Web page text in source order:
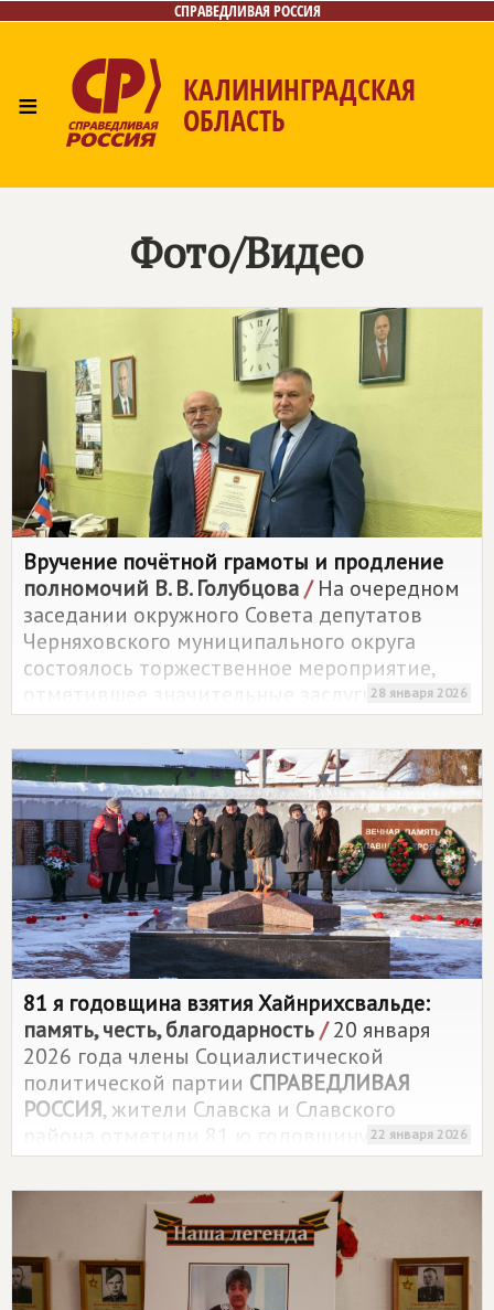
СПРАВЕДЛИВАЯ РОССИЯ
≡ КАЛИНИНГРАДСКАЯ
ОБЛАСТЬ
Контакты
Фото/Видео
Вручение почётной грамоты и продление
полномочий В. В. Голубцова/На очередном
заседании окружного Совета депутатов
Черняховского муниципального округа
состоялось торжественное мероприятие,
отметившее значительные заслуги одного
из ключевых деятелей местного
самоуправления.
28 января 2026
81 я годовщина взятия Хайнрихсвальде:
память, честь, благодарность/20 января
2026 года члены Социалистической
политической партии СПРАВЕДЛИВАЯ
РОССИЯ, жители Славска и Славского
района отметили 81 ю годовщину
освобождения города Хайнрихсвальде
(ныне – Славск) от немецко фашистских
захватчиков. Эта дата – не просто страница
военной истории, а живой символ
мужества, самоотверженности и победы, за
которую была заплачена высочайшая цена.
22 января 2026